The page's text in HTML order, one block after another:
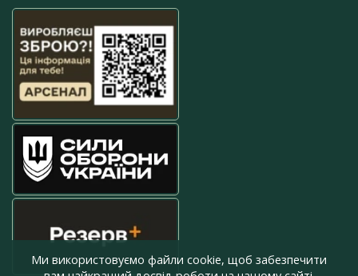
Ми використовуємо файли cookie, щоб забезпечити